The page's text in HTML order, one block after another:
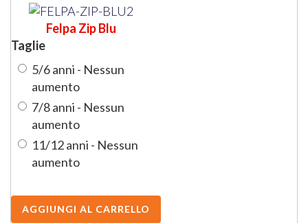
Felpa Zip Blu
Taglie
5/6 anni - Nessun
aumento
7/8 anni - Nessun
aumento
11/12 anni - Nessun
aumento